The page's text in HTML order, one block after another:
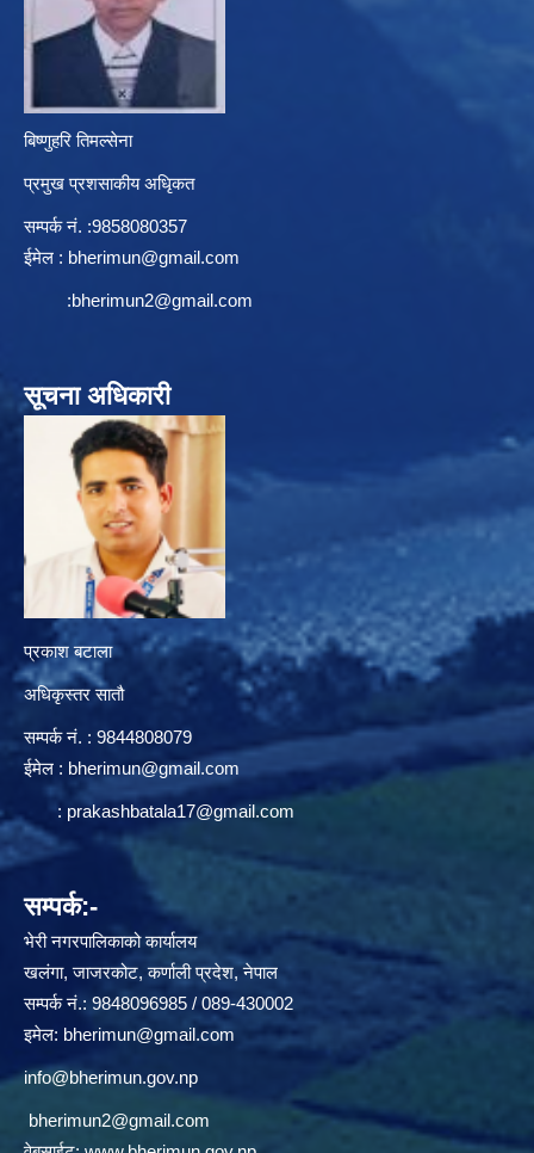
बिष्णुहरि तिमल्सेना
प्रमुख प्रशसाकीय अधिृकत
सम्पर्क न‌ं. :9858080357
ईमेल : bherimun@gmail.com
:bherimun2@gmail.com
सूचना अधिकारी
प्रकाश बटाला
अधिकृस्तर सातौ
सम्पर्क न‌ं. : 9844808079
ईमेल : bherimun@gmail.com
: prakashbatala17@gmail.com
सम्पर्क:-
भेरी नगरपालिकाको कार्यालय
खलंगा, जाजरकोट, कर्णाली प्रदेश, नेपाल
सम्पर्क नं.: 9848096985 / 089-430002
इमेल: bherimun@gmail.com
info@bherimun.gov.np
bherimun2@gmail.com